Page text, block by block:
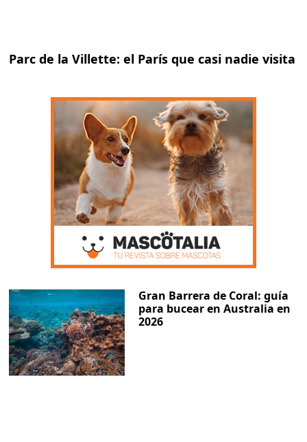
Parc de la Villette: el París que casi nadie visita
Gran Barrera de Coral: guía
para bucear en Australia en
2026